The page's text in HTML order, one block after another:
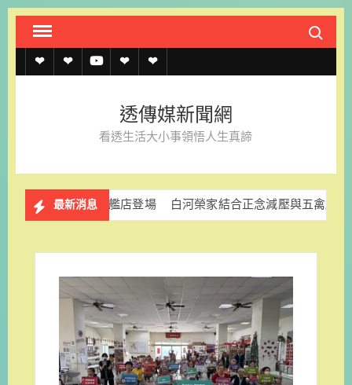
Skip
content
Search
透
約
透
上
記
單
透 聯
我
官
LINE
透傳媒新聞網
看透生活大小事領悟人生真諦
最新消息
旗艦店登場 白河榮家結合正念減壓與五禽戲實作守護長者心理